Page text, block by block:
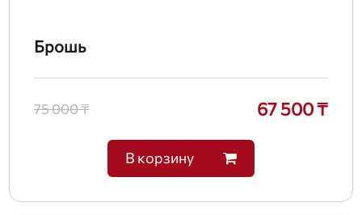
Брошь
75 000 ₸ 67 500 ₸
В корзину